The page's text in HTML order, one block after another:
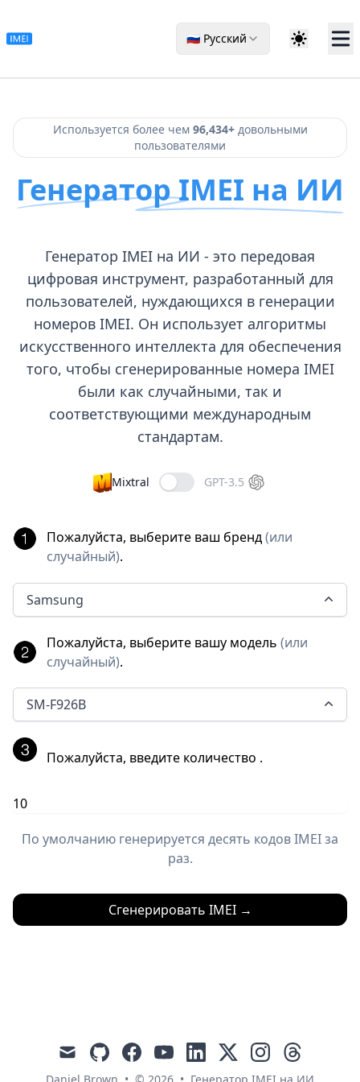
🇷🇺 Русский
Используется более чем 96,434+довольными
пользователями
Генератор IMEI на ИИ
Генератор IMEI на ИИ - это передовая
цифровая инструмент, разработанный для
пользователей, нуждающихся в генерации
номеров IMEI. Он использует алгоритмы
искусственного интеллекта для обеспечения
того, чтобы сгенерированные номера IMEI
были как случайными, так и
соответствующими международным
стандартам.
Mixtral GPT-3.5
Пожалуйста, выберите ваш бренд(или
случайный).
Samsung
Пожалуйста, выберите вашу модель (или
случайный).
SM-F926B
Пожалуйста, введите количество .
По умолчанию генерируется десять кодов IMEI за
раз.
Сгенерировать IMEI→
mail githubfacebookyoutubelinkedin
x instagramthreads